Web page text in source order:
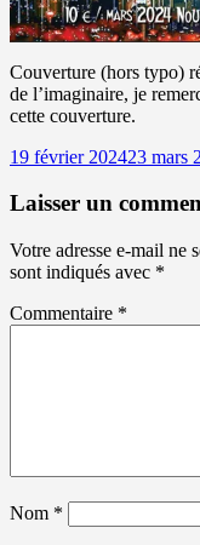
Couverture (hors typo)
de l’imaginaire, je
cette couverture.
Publié
19 février 202423 mars
Laisser un
Votre adresse e-mail ne
sont indiqués avec *
Commentaire *
Nom *